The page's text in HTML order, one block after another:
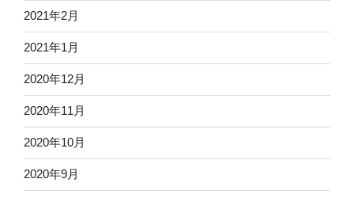
2021年2月
2021年1月
2020年12月
2020年11月
2020年10月
2020年9月